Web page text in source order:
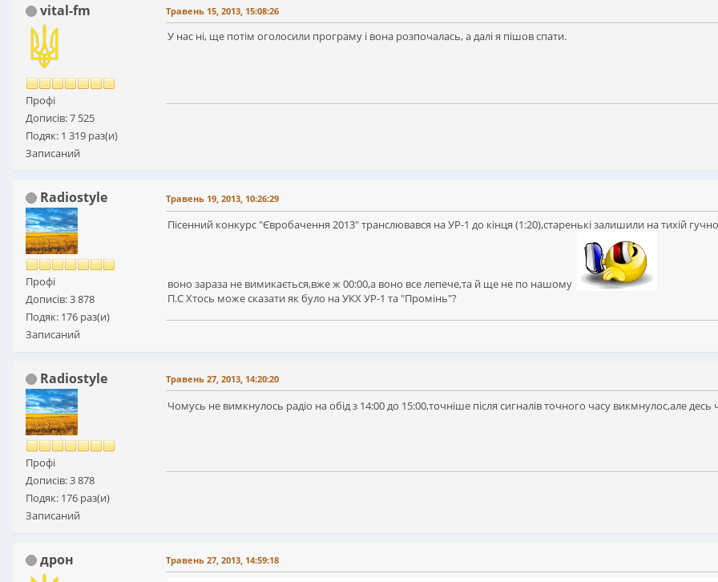
vital-fm
Профі
Дописів: 7 525
Подяк: 1 319 раз(и)
Записаний
Травень 15, 2013, 15:08:26
У нас ні, ще потім оголосили програму і вона розпочалась, а далі я пішов спати.
Radiostyle
Профі
Дописів: 3 878
Подяк: 176 раз(и)
Записаний
Травень 19, 2013, 10:26:29
Пісенний конкурс "Євробачення 2013" транслювався на УР-1 до кінця (1:20),старенькі залишили на тихій
воно зараза не вимикається,вже ж 00:00,а воно все лепече,та й ще не по нашому
П.С Хтось може сказати як було на УКХ УР-1 та "Промінь"?
Radiostyle
Профі
Дописів: 3 878
Подяк: 176 раз(и)
Записаний
Травень 27, 2013, 14:20:20
Чомусь не вимкнулось радіо на обід з 14:00 до 15:00,точніше після сигналів точного часу викмнулос,але
дрон Травень 27, 2013, 14:59:18